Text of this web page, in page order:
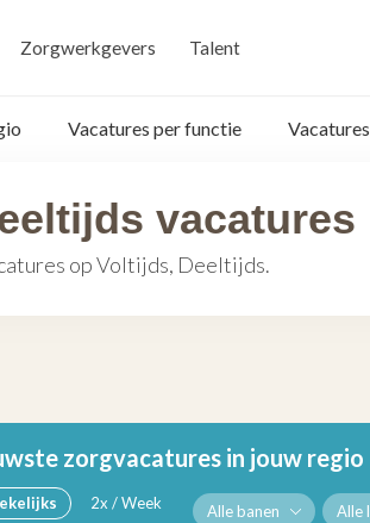
Zorgwerkgevers Talent
Vacatures per functie
vacatures
op Voltijds, Deeltijds.
zorgvacatures in jouw regio
2x / Week Alle banen Alle